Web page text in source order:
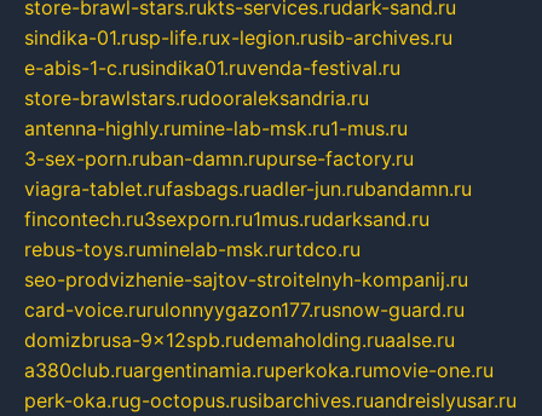
store-brawl-stars.rukts-services.rudark-sand.ru
sindika-01.rusp-life.rux-legion.rusib-archives.ru
e-abis-1-c.rusindika01.ruvenda-festival.ru
store-brawlstars.rudooraleksandria.ru
antenna-highly.rumine-lab-msk.ru1-mus.ru
3-sex-porn.ruban-damn.rupurse-factory.ru
viagra-tablet.rufasbags.ruadler-jun.rubandamn.ru
fincontech.ru3sexporn.ru1mus.rudarksand.ru
rebus-toys.ruminelab-msk.rurtdco.ru
seo-prodvizhenie-sajtov-stroitelnyh-kompanij.ru
card-voice.rurulonnyygazon177.rusnow-guard.ru
domizbrusa-9x12spb.rudemaholding.ruaalse.ru
a380club.ruargentinamia.ruperkoka.rumovie-one.ru
perk-oka.rug-octopus.rusibarchives.ruandreislyusar.ru